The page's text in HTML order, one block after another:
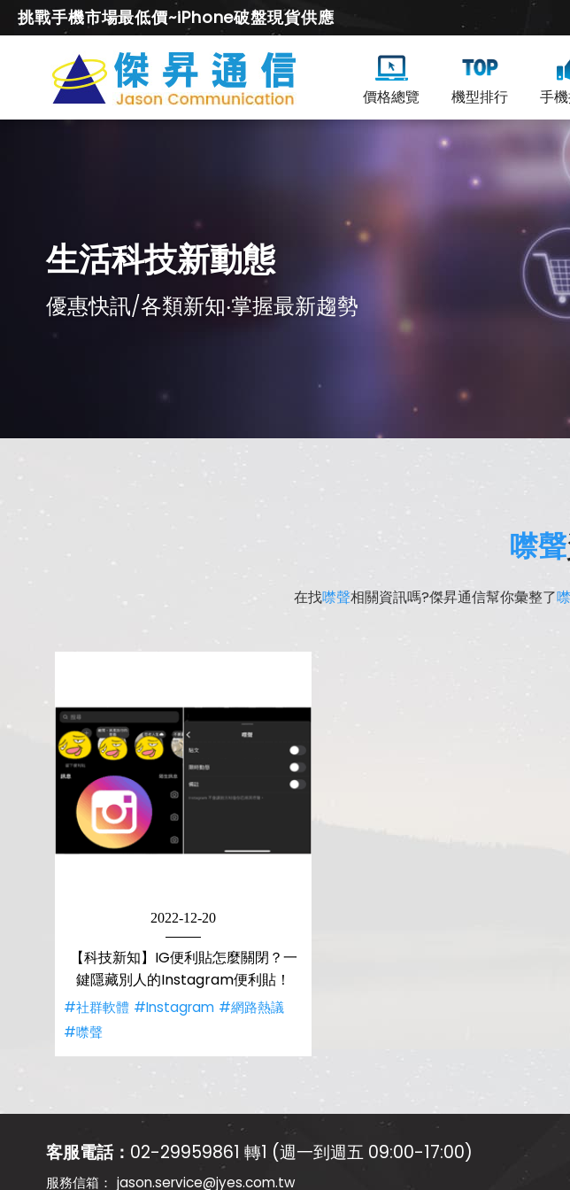
挑戰手機市場最低價~iPhone破盤現貨供應
價格總覽 機型排行 手
生活科技新動態
優惠快訊/各類新知‧掌握最新趨勢
噤聲
在找噤聲相關資訊嗎?傑昇通信幫你彙整了
2022-12-20
【科技新知】IG便利貼怎麼關閉？一
鍵隱藏別人的Instagram便利貼！
#社群軟體 #Instagram #網路熱議
#噤聲
客服電話： 02-29959861 轉1 (週一到週五 09:00-17:00)
jason.service@jyes.com.tw